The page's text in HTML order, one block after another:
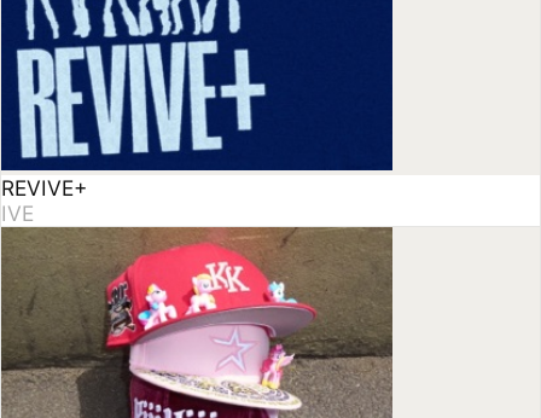
Delulu Pack - EP
KiiiKiii
★
4.70
関連アルバム